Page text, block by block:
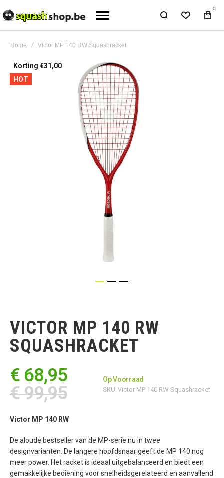
0
Home Victor MP 140 RW Squashracket
Ga
naar
het
begin
van
de
afbeeldingen-
Korting €31,00
HOT
VICTOR MP 140 RW
SQUASHRACKET
€ 68,95
€ 99,95
Op Voorraad
SKU Victor MP 140 RW Squashracket
Victor MP 140 RW
De aloude bestseller van de MP-serie nu in twee
designvarianten. De langere hoofdsnaar geeft de MP 140 nog
meer power. Het racket is ideaal uitgebalanceerd en biedt een
gemakkelijke bediening voor snelheidsgerelateerd en aanvallend